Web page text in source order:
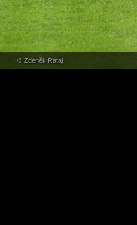
© Zdeněk Rataj